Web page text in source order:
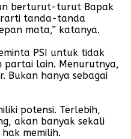
berturut-turut Bapak
tanda-tanda
mata,” katanya.
PSI untuk tidak
partai lain. Menurutnya,
Bukan hanya sebagai
potensi. Terlebih,
akan banyak sekali
memilih.